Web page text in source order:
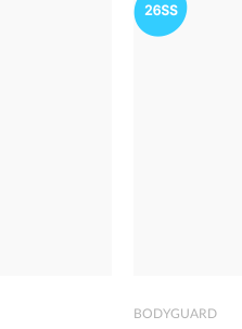
BODYGUARD